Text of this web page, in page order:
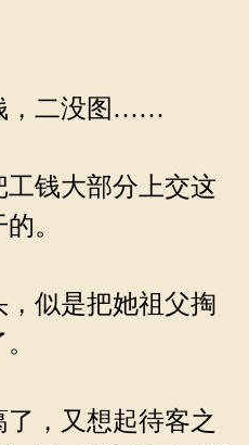
，二没图……
钱大部分上交这
。
似是把她祖父掏
，又想起待客之